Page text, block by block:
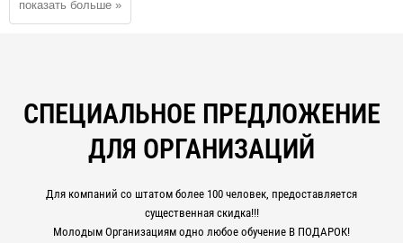
СПЕЦИАЛЬНОЕ ПРЕДЛОЖЕНИЕ
ДЛЯ ОРГАНИЗАЦИЙ
Для компаний со штатом более 100 человек, предоставляется
существенная скидка!!!
Молодым Организациям одно любое обучение В ПОДАРОК!